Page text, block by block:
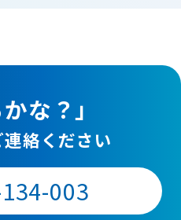
な？」
絡ください
003